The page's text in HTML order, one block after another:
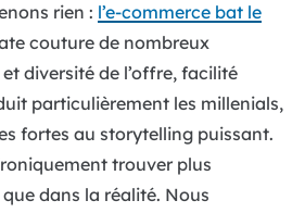
rien : l’e-commerce bat le
couture de nombreux
diversité de l’offre, facilité
particulièrement les millenials,
fortes au storytelling puissant.
trouver plus
dans la réalité. Nous